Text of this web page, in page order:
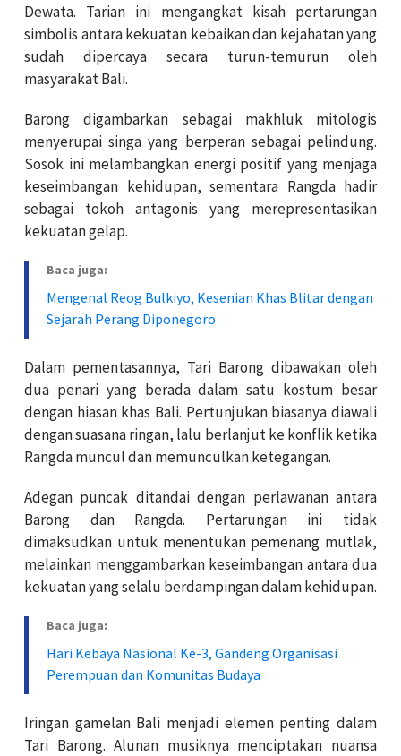
Dewata. Tarian ini mengangkat kisah pertarungan
simbolis antara kekuatan kebaikan dan kejahatan yang
sudah dipercaya secara turun-temurun oleh
masyarakat Bali.
Barong digambarkan sebagai makhluk mitologis
menyerupai singa yang berperan sebagai pelindung.
Sosok ini melambangkan energi positif yang menjaga
keseimbangan kehidupan, sementara Rangda hadir
sebagai tokoh antagonis yang merepresentasikan
kekuatan gelap.
Baca juga:
Mengenal Reog Bulkiyo, Kesenian Khas Blitar dengan
Sejarah Perang Diponegoro
Dalam pementasannya, Tari Barong dibawakan oleh
dua penari yang berada dalam satu kostum besar
dengan hiasan khas Bali. Pertunjukan biasanya diawali
dengan suasana ringan, lalu berlanjut ke konflik ketika
Rangda muncul dan memunculkan ketegangan.
Adegan puncak ditandai dengan perlawanan antara
Barong dan Rangda. Pertarungan ini tidak
dimaksudkan untuk menentukan pemenang mutlak,
melainkan menggambarkan keseimbangan antara dua
kekuatan yang selalu berdampingan dalam kehidupan.
Baca juga:
Hari Kebaya Nasional Ke-3, Gandeng Organisasi
Perempuan dan Komunitas Budaya
Iringan gamelan Bali menjadi elemen penting dalam
Tari Barong. Alunan musiknya menciptakan nuansa